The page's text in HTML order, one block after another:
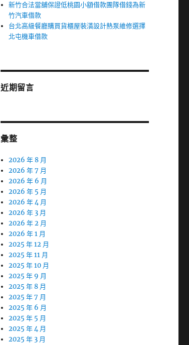
新竹合法當舖保證低桃園小額借款團隊借錢為新
竹汽車借款
台北高級餐廳購買貨櫃屋裝潢設計熱泵維修選擇
北屯機車借款
近期留言
彙整
2026 年 8 月
2026 年 7 月
2026 年 6 月
2026 年 5 月
2026 年 4 月
2026 年 3 月
2026 年 2 月
2026 年 1 月
2025 年 12 月
2025 年 11 月
2025 年 10 月
2025 年 9 月
2025 年 8 月
2025 年 7 月
2025 年 6 月
2025 年 5 月
2025 年 4 月
2025 年 3 月